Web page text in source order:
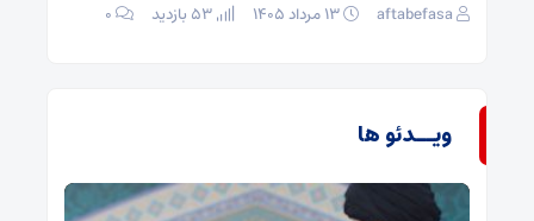
aftabefasa ۰
ویــدئو ها